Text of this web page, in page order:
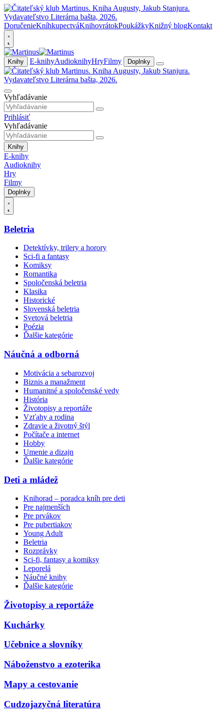
DoručenieKníhkupectváKnihovrátokPoukážkyKnižný blogKontakt
Knihy E-knihyAudioknihyHryFilmy Doplnky
Vyhľadávanie
Prihlásiť
Vyhľadávanie
Knihy
E-knihy
Audioknihy
Hry
Filmy
Doplnky
Beletria
Detektívky, trilery a horory
Sci-fi a fantasy
Komiksy
Romantika
Spoločenská beletria
Klasika
Historické
Slovenská beletria
Svetová beletria
Poézia
Ďalšie kategórie
Náučná a odborná
Motivácia a sebarozvoj
Biznis a manažment
Humanitné a spoločenské vedy
História
Životopisy a reportáže
Vzťahy a rodina
Zdravie a životný štýl
Počítače a internet
Hobby
Umenie a dizajn
Ďalšie kategórie
Deti a mládež
Knihorad – poradca kníh pre deti
Pre najmenších
Pre prvákov
Pre pubertiakov
Young Adult
Beletria
Rozprávky
Sci-fi, fantasy a komiksy
Leporelá
Náučné knihy
Ďalšie kategórie
Životopisy a reportáže
Kuchárky
Učebnice a slovníky
Náboženstvo a ezoterika
Mapy a cestovanie
Cudzojazyčná literatúra